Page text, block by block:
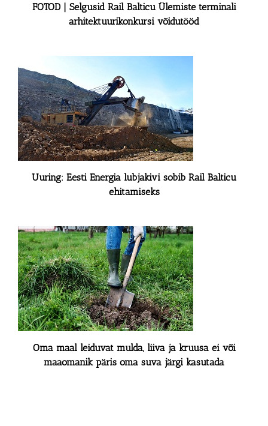
FOTOD | Selgusid Rail Balticu Ülemiste terminali
arhitektuurikonkursi võidutööd
Uuring: Eesti Energia lubjakivi sobib Rail Balticu
ehitamiseks
Oma maal leiduvat mulda, liiva ja kruusa ei või
maaomanik päris oma suva järgi kasutada